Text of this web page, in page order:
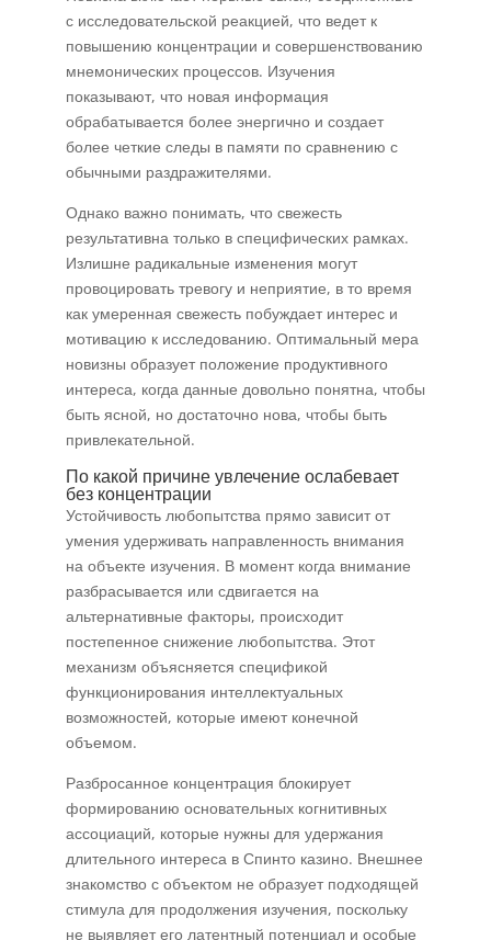
с исследовательской реакцией, что ведет к
повышению концентрации и совершенствованию
мнемонических процессов. Изучения
показывают, что новая информация
обрабатывается более энергично и создает
более четкие следы в памяти по сравнению с
обычными раздражителями.
Однако важно понимать, что свежесть
результативна только в специфических рамках.
Излишне радикальные изменения могут
провоцировать тревогу и неприятие, в то время
как умеренная свежесть побуждает интерес и
мотивацию к исследованию. Оптимальный мера
новизны образует положение продуктивного
интереса, когда данные довольно понятна, чтобы
быть ясной, но достаточно нова, чтобы быть
привлекательной.
По какой причине увлечение ослабевает
без концентрации
Устойчивость любопытства прямо зависит от
умения удерживать направленность внимания
на объекте изучения. В момент когда внимание
разбрасывается или сдвигается на
альтернативные факторы, происходит
постепенное снижение любопытства. Этот
механизм объясняется спецификой
функционирования интеллектуальных
возможностей, которые имеют конечной
объемом.
Разбросанное концентрация блокирует
формированию основательных когнитивных
ассоциаций, которые нужны для удержания
длительного интереса в Спинто казино. Внешнее
знакомство с объектом не образует подходящей
стимула для продолжения изучения, поскольку
не выявляет его латентный потенциал и особые